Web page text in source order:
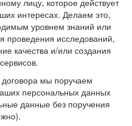
лицу, которое действует
интересах. Делаем это,
уровнем знаний или
проведения исследований,
качества и/или создания
договора мы поручаем
персональных данных
данные без поручения